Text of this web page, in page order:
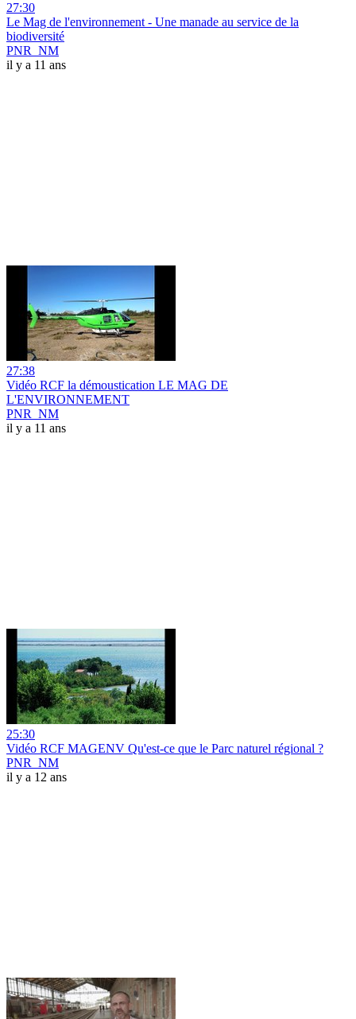
27:30
Le Mag de l'environnement - Une manade au service de la
biodiversité
PNR_NM
il y a 11 ans
27:38
Vidéo RCF la démoustication LE MAG DE
L'ENVIRONNEMENT
PNR_NM
il y a 11 ans
25:30
Vidéo RCF MAGENV Qu'est-ce que le Parc naturel régional ?
PNR_NM
il y a 12 ans